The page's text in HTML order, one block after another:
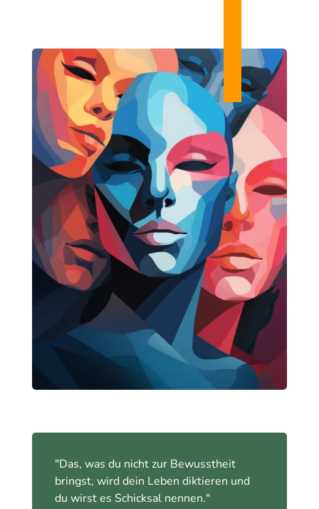
"Das, was du nicht zur Bewusstheit
bringst, wird dein Leben diktieren und
du wirst es Schicksal nennen."